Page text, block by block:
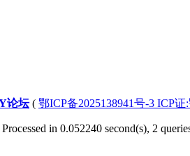
论坛( 鄂ICP备2025138941号-3 ICP
Processed in 0.052240 second(s), 2